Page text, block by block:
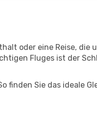
oder eine Reise, die
Fluges ist der
finden Sie das ideale